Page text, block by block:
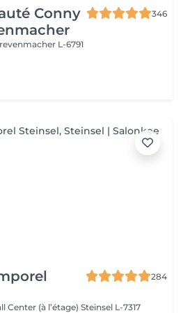
Conny
346
L-6791
284
Center (à l’étage) Steinsel L-7317